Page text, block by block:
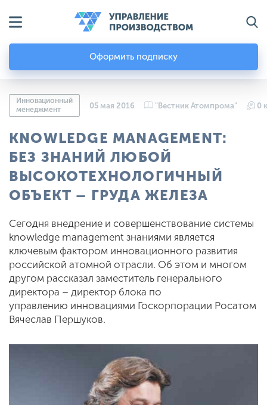
Оформить подписку
Инновационный
менеджмент
05 мая 2016 "Вестник Атомпрома" 0
KNOWLEDGE MANAGEMENT:
БЕЗ ЗНАНИЙ ЛЮБОЙ
ВЫСОКОТЕХНОЛОГИЧНЫЙ
ОБЪЕКТ – ГРУДА ЖЕЛЕЗА
Сегодня внедрение и совершенствование системы
knowledge management знаниями является
ключевым фактором инновационного развития
российской атомной отрасли. Об этом и многом
другом рассказал заместитель генерального
директора – директор блока по
управлению инновациями Госкорпорации Росатом
Вячеслав Першуков.